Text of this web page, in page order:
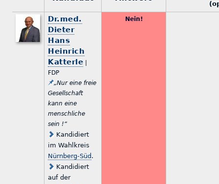
Dr.med.
Dieter
Hans
Heinrich
Katterle
FDP
„Nur eine freie
Gesellschaft
kann eine
menschliche
sein !“
Kandidiert
im Wahlkreis
Nürnberg-Süd .
Kandidiert
auf der
Nein!